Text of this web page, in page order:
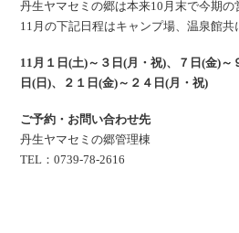
丹生ヤマセミの郷は本来10月末で今期の
11月の下記日程はキャンプ場、温泉館共
11月１日(土)～３日(月・祝)、７日(金)～
日(日)、２１日(金)～２４日(月・祝)
ご予約・お問い合わせ先
丹生ヤマセミの郷管理棟
TEL：0739-78-2616
投